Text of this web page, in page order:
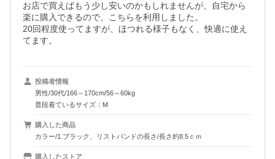
お店で買えばもう少し安いのかもしれませんが、自宅から
楽に購入できるので、こちらを利用しました。
20回程度使ってますが、ほつれる様子もなく、快適に使え
てます。
投稿者情報
男性/30代/166～170cm/56～60kg
普段着ているサイズ：M
購入した商品
カラー/1.ブラック、リストバンドの長さ/長さ約8.5ｃｍ
購入したストア